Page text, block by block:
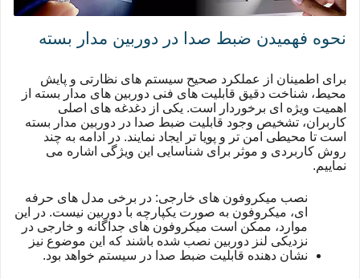
نحوه فهمیدن ضبط صدا در دوربین مدار بسته
برای اطمینان از عملکرد صحیح سیستم های نظارتی و پایش
محیط، شناخت دقیق قابلیت های فنی دوربین های مدار بسته از
اهمیت ویژه ای برخوردار است. یکی از دغدغه های اصلی
کاربران، تشخیص وجود قابلیت ضبط صدا در دوربین مدار بسته
است تا محیطی امن تر و پویا تر ایجاد نمایند. در ادامه به چند
روش کاربردی و موثر برای شناسایی این ویژگی اشاره می
نماییم.
نصب میکروفون های خارجی: در برخی مدل های حرفه
ای، میکروفون به صورت یکپارچه با دوربین نیست. در این
موارد، ممکن است میکروفون های جداگانه و خارجی در
نزدیکی لنز دوربین نصب شده باشند که این موضوع نیز
نشان دهنده قابلیت ضبط صدا در سیستم خواهد بود.